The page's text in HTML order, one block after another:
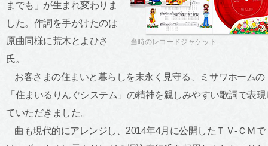
当時のレコードジャケット
までも」が生まれ変わりま
した。作詞を手がけたのは
原曲同様に荒木とよひさ
氏。
お客さまの住まいと暮らしを末永く見守る、ミサワホームの
「住まいるりんぐシステム」の精神を親しみやすい歌詞で表現
ていただきました。
曲も現代的にアレンジし、2014年4月に公開したＴＶ-ＣＭで